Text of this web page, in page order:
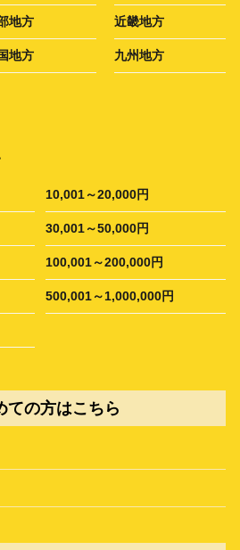
地方 近畿地方
地方 九州地方
10,001～20,000円
30,001～50,000円
100,001～200,000円
500,001～1,000,000円
ての方はこちら